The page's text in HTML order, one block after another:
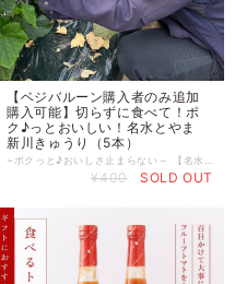
【ベジバルーン購入者のみ追加
購入可能】切らずに食べて！ポ
ク♪っとおいしい！名水とやま
新川きゅうり（5本）
¥400 SOLD OUT